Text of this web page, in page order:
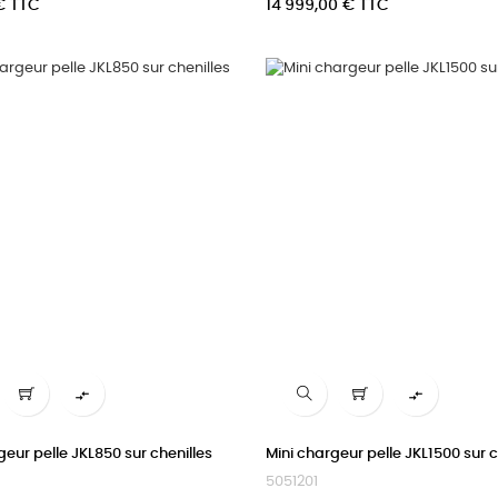
TTC Prix
14 999,00 € TTC

pelle JKL850 sur chenilles

Mini chargeur pelle JKL1500 sur
5051201